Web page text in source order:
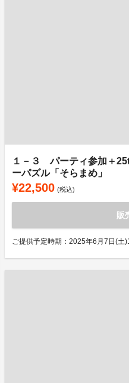
１－３ パーティ参加＋
ーパズル「そらまめ」
¥22,500 (税込)
販
ご提供予定時期：2025年6月7日(土